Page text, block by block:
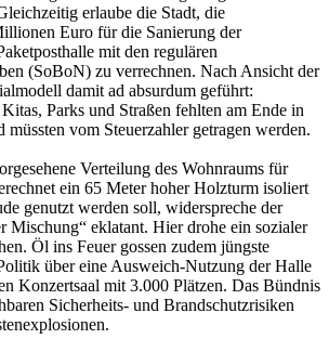
erlaube die Stadt, die
Euro für die Sanierung der
mit den regulären
(SoBoN) zu verrechnen. Nach Ansicht der
damit ad absurdum geführt:
Parks und Straßen fehlten am Ende in
müssten vom Steuerzahler getragen werden.
Verteilung des Wohnraums für
ein 65 Meter hoher Holzturm isoliert
genutzt werden soll, widerspreche der
Mischung“ eklatant. Hier drohe ein sozialer
Öl ins Feuer gossen zudem jüngste
über eine Ausweich-Nutzung der Halle
Konzertsaal mit 3.000 Plätzen. Das Bündnis
Sicherheits- und Brandschutzrisiken